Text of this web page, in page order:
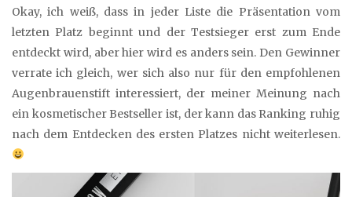
Okay, ich weiß, dass in jeder Liste die Präsentation vom
letzten Platz beginnt und der Testsieger erst zum Ende
entdeckt wird, aber hier wird es anders sein. Den Gewinner
verrate ich gleich, wer sich also nur für den empfohlenen
Augenbrauenstift interessiert, der meiner Meinung nach
ein kosmetischer Bestseller ist, der kann das Ranking ruhig
nach dem Entdecken des ersten Platzes nicht weiterlesen.